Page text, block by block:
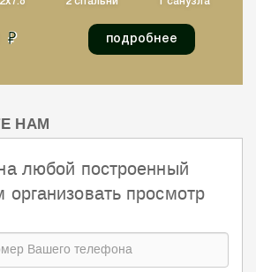
подробнее
НАМ
любой построенный
просмотр